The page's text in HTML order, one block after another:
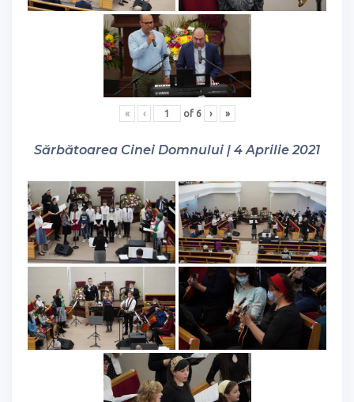
« ‹ of 6 › »
Sărbătoarea Cinei Domnului | 4 Aprilie 2021